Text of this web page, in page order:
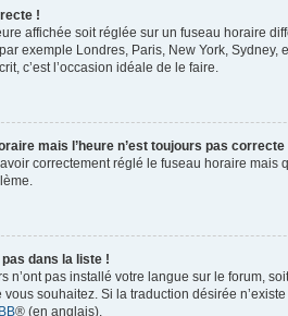
!
affichée soit réglée sur un fuseau horaire
exemple Londres, Paris, New York,
c’est l’occasion idéale de le faire.
mais l’heure n’est toujours pas correcte
correctement réglé le fuseau horaire
pas dans la liste !
n’ont pas installé votre langue sur le forum,
souhaitez. Si la traduction désirée
® (en anglais).